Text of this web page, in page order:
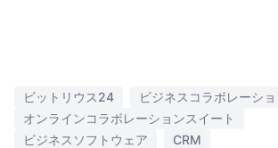
ビットリウス24
ビジネスコラボレーショ
オンラインコラボレーションスイート
ビジネスソフトウェア
CRM